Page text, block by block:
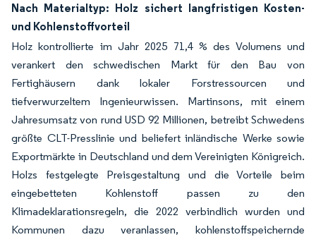
Nach Materialtyp: Holz sichert langfristigen Kosten-
und Kohlenstoffvorteil
Holz kontrollierte im Jahr 2025 71,4 % des Volumens und
verankert den schwedischen Markt für den Bau von
Fertighäusern dank lokaler Forstressourcen und
tiefverwurzeltem Ingenieurwissen. Martinsons, mit einem
Jahresumsatz von rund USD 92 Millionen, betreibt Schwedens
größte CLT-Presslinie und beliefert inländische Werke sowie
Exportmärkte in Deutschland und dem Vereinigten Königreich.
Holzs festgelegte Preisgestaltung und die Vorteile beim
eingebetteten Kohlenstoff passen zu den
Klimadeklarationsregeln, die 2022 verbindlich wurden und
Kommunen dazu veranlassen, kohlenstoffspeichernde